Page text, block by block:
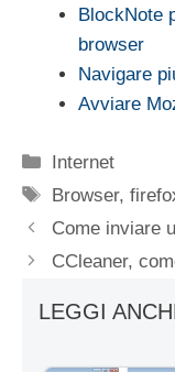
BlockNote
browser
Navigare
Avviare
Categorie
Internet
Tag
Browser,
Come inviare
CCleaner,
LEGGI